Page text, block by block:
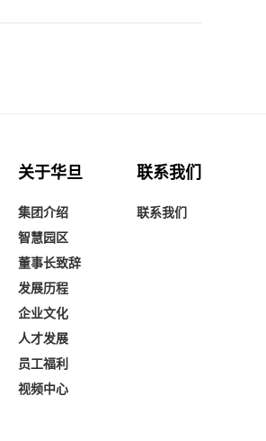
关于华旦
集团介绍
智慧园区
董事长致辞
发展历程
企业文化
人才发展
员工福利
视频中心
联系我们
联系我们